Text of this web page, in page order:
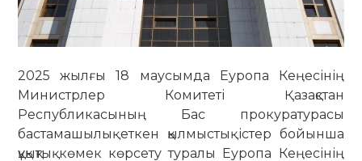
2025 жылғы 18 маусымда Еуропа Кеңесінің
Министрлер Комитеті Қазақстан
Республикасының Бас прокуратурасы
бастамашылық еткен қылмыстық істер бойынша
құқықтық көмек көрсету туралы Еуропа Кеңесінің